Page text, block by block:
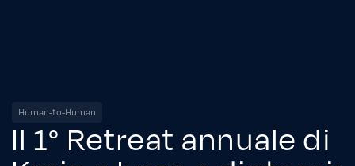
Human-to-Human
Il 1° Retreat annuale di